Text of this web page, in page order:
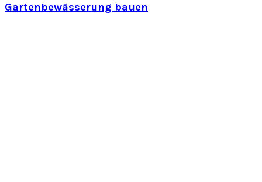
Gartenbewässerung bauen